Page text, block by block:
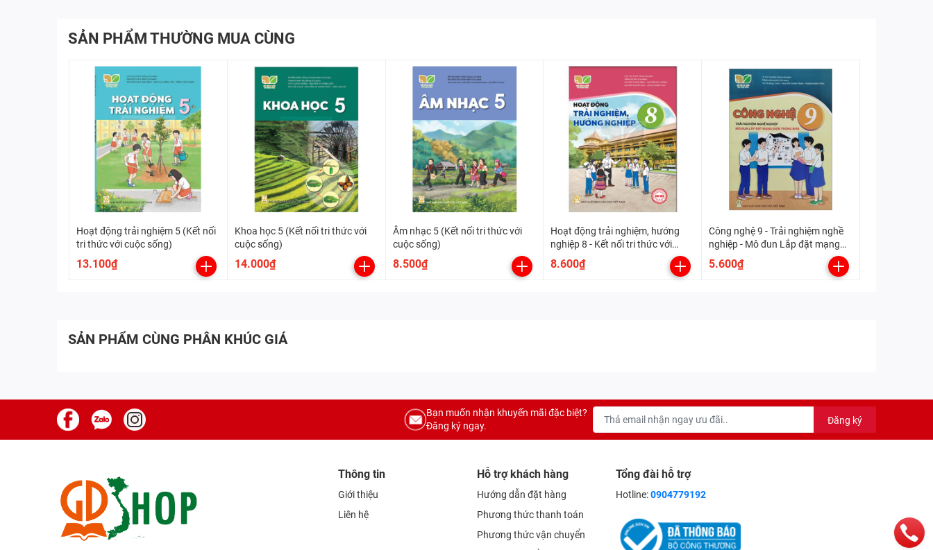
SẢN PHẨM THƯỜNG MUA CÙNG
Hoạt động trải nghiệm 5 (Kết nối
tri thức với cuộc sống)
13.100₫
Khoa học 5 (Kết nối tri thức với
cuộc sống)
14.000₫
Âm nhạc 5 (Kết nối tri thức với
cuộc sống)
8.500₫
Hoạt động trải nghiệm, hướng
nghiệp 8 - Kết nối tri thức với
cuộc sống
8.600₫
Công nghệ 9 - Trải nghiệm nghề
nghiệp - Mô đun Lắp đặt mạng
điện trong nhà (Kết nối tri thức
với cuộc sống)
5.600₫
SẢN PHẨM CÙNG PHÂN KHÚC GIÁ
Bạn muốn nhận khuyến mãi đặc biệt?
Đăng ký ngay.
Đăng ký
Thông tin
Giới thiệu
Liên hệ
Hỗ trợ khách hàng
Hướng dẫn đặt hàng
Phương thức thanh toán
Phương thức vận chuyển
Tổng đài hỗ trợ
Hotline:0904779192